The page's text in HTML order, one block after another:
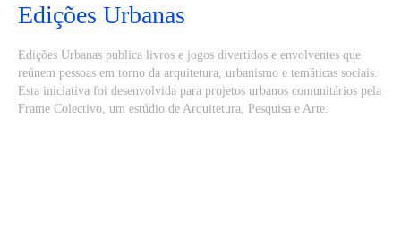
Edições Urbanas
Edições Urbanas publica livros e jogos divertidos e envolventes que
reúnem pessoas em torno da arquitetura, urbanismo e temáticas sociais.
Esta iniciativa foi desenvolvida para projetos urbanos comunitários pela
Frame Colectivo, um estúdio de Arquitetura, Pesquisa e Arte.